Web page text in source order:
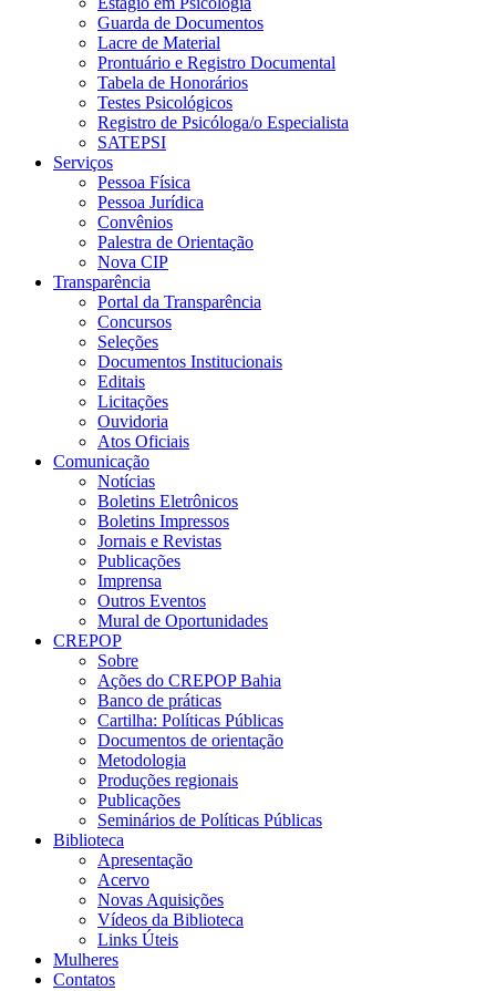
Guarda de Documentos
Lacre de Material
Prontuário e Registro Documental
Tabela de Honorários
Testes Psicológicos
Registro de Psicóloga/o Especialista
SATEPSI
Serviços
Pessoa Física
Pessoa Jurídica
Convênios
Palestra de Orientação
Nova CIP
Transparência
Portal da Transparência
Concursos
Seleções
Documentos Institucionais
Editais
Licitações
Ouvidoria
Atos Oficiais
Comunicação
Notícias
Boletins Eletrônicos
Boletins Impressos
Jornais e Revistas
Publicações
Imprensa
Outros Eventos
Mural de Oportunidades
CREPOP
Sobre
Ações do CREPOP Bahia
Banco de práticas
Cartilha: Políticas Públicas
Documentos de orientação
Metodologia
Produções regionais
Publicações
Seminários de Políticas Públicas
Biblioteca
Apresentação
Acervo
Novas Aquisições
Vídeos da Biblioteca
Links Úteis
Mulheres
Contatos